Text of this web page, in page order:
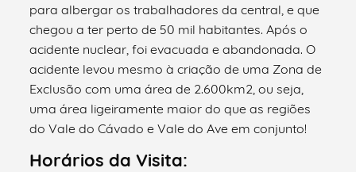
para albergar os trabalhadores da central, e que
chegou a ter perto de 50 mil habitantes. Após o
acidente nuclear, foi evacuada e abandonada. O
acidente levou mesmo à criação de uma Zona de
Exclusão com uma área de 2.600km2, ou seja,
uma área ligeiramente maior do que as regiões
do Vale do Cávado e Vale do Ave em conjunto!
Horários da Visita: